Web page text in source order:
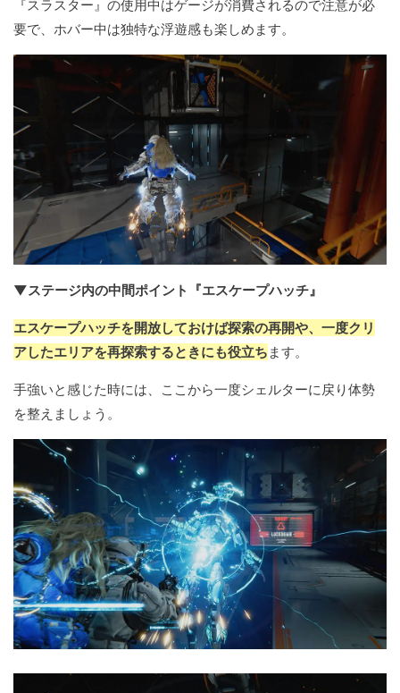
『スラスター』の使用中はゲージが消費されるので注意が必
要で、ホバー中は独特な浮遊感も楽しめます。
▼ステージ内の中間ポイント『エスケープハッチ』
エスケープハッチを開放しておけば探索の再開や、一度クリ
アしたエリアを再探索するときにも役立ち ます。
手強いと感じた時には、ここから一度シェルターに戻り体勢
を整えましょう。